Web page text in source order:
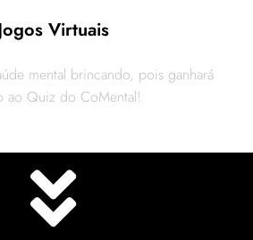
Virtuais
mental brincando, pois ganhará
ao Quiz do CoMental!